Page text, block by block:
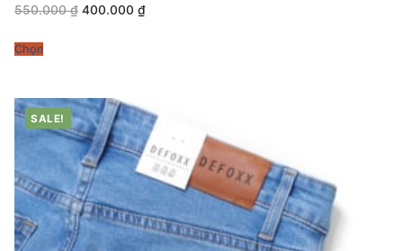
550.000₫ Giá
400.000 ₫Giá
Chọn
SALE!